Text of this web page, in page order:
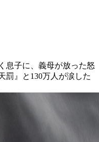
息子に、義母が放った怒
罰』と130万人が涙した